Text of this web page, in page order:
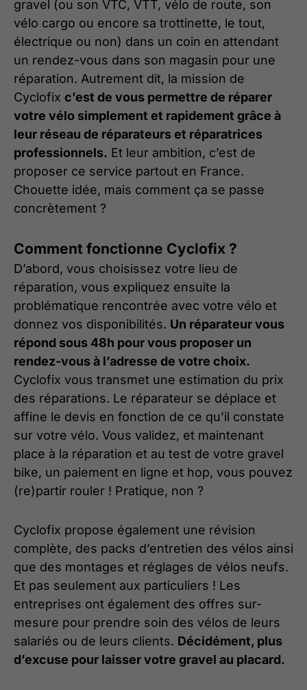
gravel (ou son VTC, VTT, vélo de route, son
vélo cargo ou encore sa trottinette, le tout,
électrique ou non) dans un coin en attendant
un rendez-vous dans son magasin pour une
réparation. Autrement dit, la mission de
Cyclofix c’est de vous permettre de réparer
votre vélo simplement et rapidement grâce à
leur réseau de réparateurs et réparatrices
professionnels. Et leur ambition, c’est de
proposer ce service partout en France.
Chouette idée, mais comment ça se passe
concrètement ?
Comment fonctionne Cyclofix ?
D’abord, vous choisissez votre lieu de
réparation, vous expliquez ensuite la
problématique rencontrée avec votre vélo et
donnez vos disponibilités. Un réparateur vous
répond sous 48h pour vous proposer un
rendez-vous à l’adresse de votre choix.
Cyclofix vous transmet une estimation du prix
des réparations. Le réparateur se déplace et
affine le devis en fonction de ce qu’il constate
sur votre vélo. Vous validez, et maintenant
place à la réparation et au test de votre gravel
bike, un paiement en ligne et hop, vous pouvez
(re)partir rouler ! Pratique, non ?
Cyclofix propose également une révision
complète, des packs d’entretien des vélos ainsi
que des montages et réglages de vélos neufs.
Et pas seulement aux particuliers ! Les
entreprises ont également des offres sur-
mesure pour prendre soin des vélos de leurs
salariés ou de leurs clients. Décidément, plus
d’excuse pour laisser votre gravel au placard.